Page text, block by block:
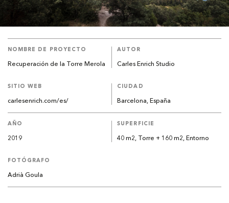
NOMBRE DE PROYECTO
Recuperación de la Torre Merola
AUTOR
Carles Enrich Studio
SITIO WEB
carlesenrich.com/es/
CIUDAD
Barcelona, España
AÑO
2019
SUPERFICIE
40 m2, Torre + 160 m2, Entorno
FOTÓGRAFO
Adrià Goula